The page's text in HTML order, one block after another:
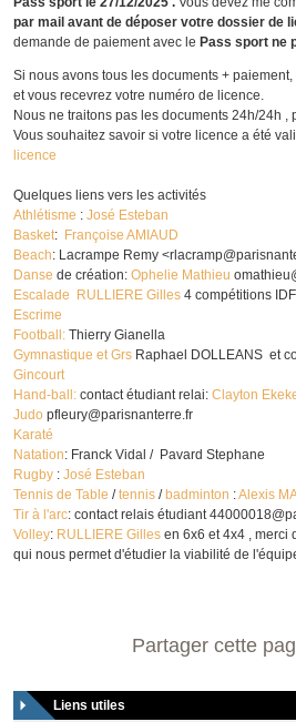
par mail avant de déposer votre dossier de
demande de paiement avec le Pass sport ne
Si nous avons tous les documents +
et vous recevrez votre numéro de licence.
Nous ne traitons pas les documents 24h/24h ,
Vous souhaitez savoir si votre licence a été
licence
Quelques liens vers les activités
Athlétisme : José Esteban
Basket: Françoise AMIAUD
Beach: Lacrampe Remy
Danse de création: Ophelie Mathieu
Escalade
RULLIERE Gilles 4 compétitions
Escrime
Football: Thierry Gianella
Gymnastique et Grs Raphael DOLLEANS et
Gincourt
Hand-ball: contact étudiant relai: Clayton
Judo pfleury@parisnanterre.fr
Karaté
Natation: Franck Vidal / Pavard Stephane
Rugby : José Esteban
Tennis de Table /tennis / badminton :Alexis
Tir à l'arc: contact relais étudiant
Volley: RULLIERE Gilles en 6x6 et 4x4 , merci
qui nous permet d'étudier la viabilité de
Partager cette
Liens utiles